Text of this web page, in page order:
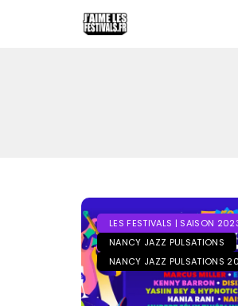
LES FESTIVALS | SAISON
NANCY JAZZ PULSATIONS
NANCY JAZZ PULSATIONS